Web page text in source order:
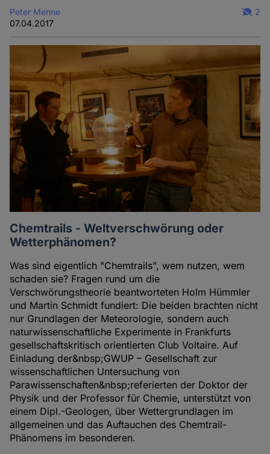
Peter Menne
07.04.2017
2
Chemtrails - Weltverschwörung oder
Wetterphänomen?
Was sind eigentlich "Chemtrails", wem nutzen, wem
schaden sie? Fragen rund um die
Verschwörungstheorie beantworteten Holm Hümmler
und Martin Schmidt fundiert: Die beiden brachten nicht
nur Grundlagen der Meteorologie, sondern auch
naturwissenschaftliche Experimente in Frankfurts
gesellschaftskritisch orientierten Club Voltaire. Auf
Einladung der&nbsp;GWUP – Gesellschaft zur
wissenschaftlichen Untersuchung von
Parawissenschaften&nbsp;referierten der Doktor der
Physik und der Professor für Chemie, unterstützt von
einem Dipl.-Geologen, über Wettergrundlagen im
allgemeinen und das Auftauchen des Chemtrail-
Phänomens im besonderen.